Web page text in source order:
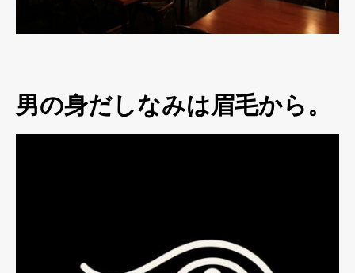
男の身だしなみは眉毛から。